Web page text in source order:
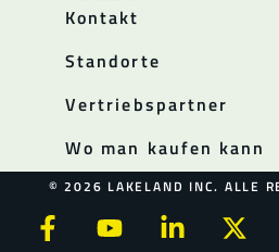
Kontakt
Standorte
Vertriebspartner
Wo man kaufen kann
© 2026 LAKELAND INC. ALLE